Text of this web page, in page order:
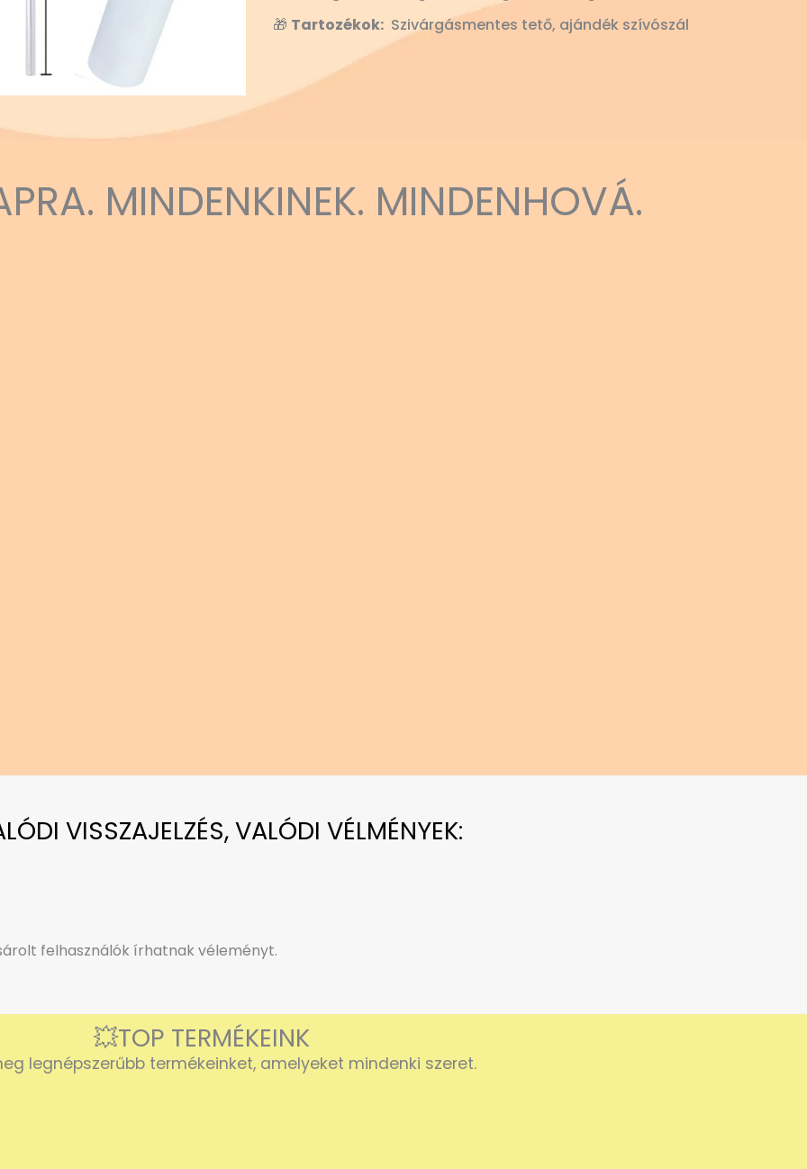
🎁 Tartozékok: Szivárgásmentes tető, ajándék szívószál
MINDENKINEK. MINDENHOVÁ.
VISSZAJELZÉS, VALÓDI VÉLMÉNYEK:
felhasználók írhatnak véleményt.
💥TOP TERMÉKEINK
legnépszerűbb termékeinket, amelyeket mindenki szeret.